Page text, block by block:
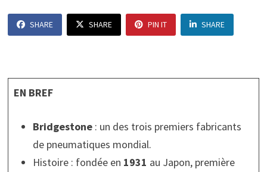
SHARE SHARE PIN IT SHARE
EN BREF
Bridgestone: un des trois premiers fabricants
de pneumatiques mondial.
Histoire : fondée en 1931 au Japon, première